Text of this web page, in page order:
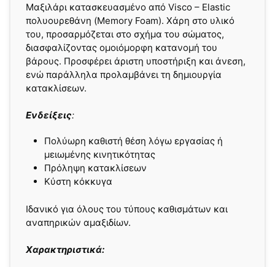
Μαξιλάρι κατασκευασμένο από Visco – Elastic
πολυουρεθάνη (Memory Foam). Χάρη στο υλικό
του, προσαρμόζεται στο σχήμα του σώματος,
διασφαλίζοντας ομοιόμορφη κατανομή του
βάρους. Προσφέρει άριστη υποστήριξη και άνεση,
ενώ παράλληλα προλαμβάνει τη δημιουργία
κατακλίσεων.
Ενδείξεις:
Πολύωρη καθιστή θέση λόγω εργασίας ή
μειωμένης κινητικότητας
Πρόληψη κατακλίσεων
Κύστη κόκκυγα
Ιδανικό για όλους του τύπους καθισμάτων και
αναπηρικών αμαξιδίων.
Χαρακτηριστικά: